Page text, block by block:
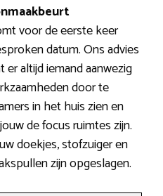
voor de eerste keer
datum. Ons advies
altijd iemand aanwezig
door te
in het huis zien en
de focus ruimtes zijn.
doekjes, stofzuiger en
zijn opgeslagen.